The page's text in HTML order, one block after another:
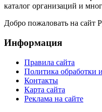
каталог организаций и
Добро пожаловать на сайт
Информация
Правила сайта
Политика
Контакты
Карта сайта
Реклама на сайте